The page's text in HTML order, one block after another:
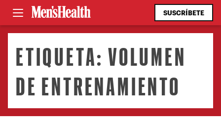
SUSCRÍBETE
ETIQUETA:VOLUMEN
DE ENTRENAMIENTO